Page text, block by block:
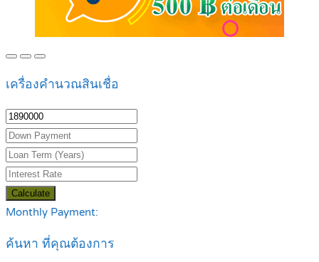
เครื่องคำนวณสินเชื่อ
Calculate
Monthly Payment:
ค้นหา ที่คุณต้องการ